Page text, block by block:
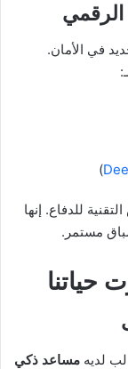
الرقمي
في الأمان.
)
للدفاع. إنها
مستمر.
حياتنا
لديه مساعد ذكي